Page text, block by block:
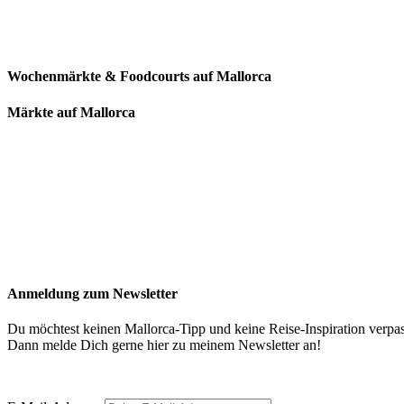
Wochenmärkte & Foodcourts auf Mallorca
Märkte auf Mallorca
Anmeldung zum Newsletter
Du möchtest keinen Mallorca-Tipp und keine Reise-Inspiration
Dann melde Dich gerne hier zu meinem Newsletter an!